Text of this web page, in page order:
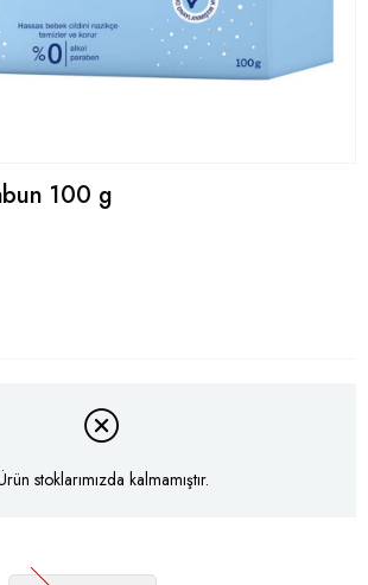
100 g
stoklarımızda kalmamıştır.